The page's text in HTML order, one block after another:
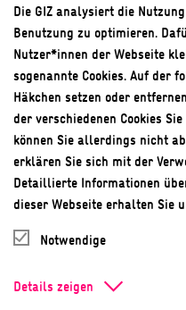
Die GIZ analysiert die
Benutzung zu optimieren.
Nutzer*innen der Webseite
sogenannte Cookies. Auf der
Häkchen setzen oder
der verschiedenen Cookies
können Sie allerdings nicht
erklären Sie sich mit der
Detaillierte Informationen
dieser Webseite erhalten Sie
Notwendige
Details zeigen